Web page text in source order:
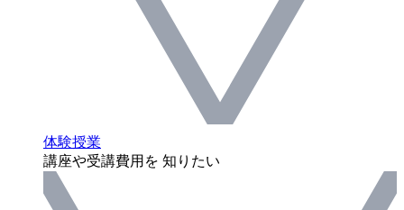
体験授業
講座や受講費用を 知りたい